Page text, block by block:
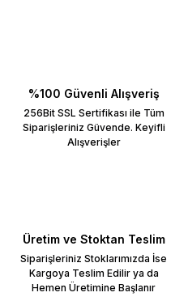
%100 Güvenli Alışveriş
256Bit SSL Sertifikası ile Tüm
Siparişleriniz Güvende. Keyifli
Alışverişler
Üretim ve Stoktan Teslim
Siparişleriniz Stoklarımızda İse
Kargoya Teslim Edilir ya da
Hemen Üretimine Başlanır